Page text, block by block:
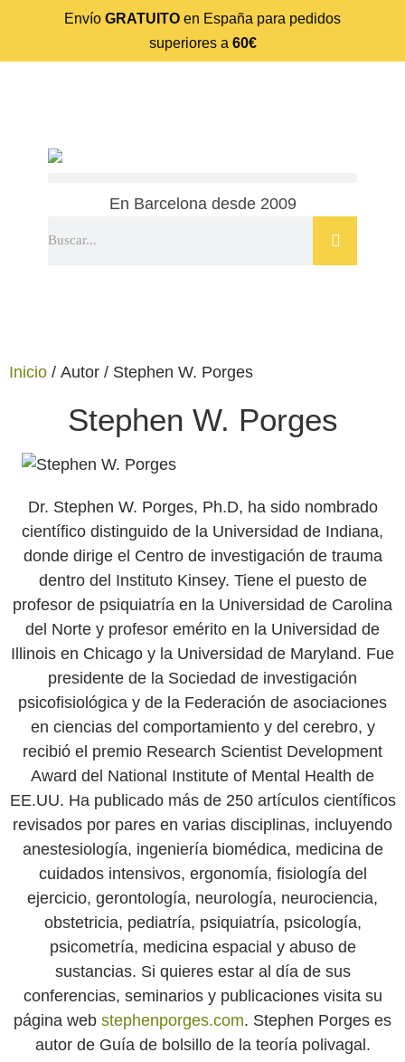
Envío GRATUITO en España para pedidos
superiores a 60€
En Barcelona desde 2009
Inicio / Autor / Stephen W. Porges
Stephen W. Porges
Dr. Stephen W. Porges, Ph.D, ha sido nombrado
científico distinguido de la Universidad de Indiana,
donde dirige el Centro de investigación de trauma
dentro del Instituto Kinsey. Tiene el puesto de
profesor de psiquiatría en la Universidad de Carolina
del Norte y profesor emérito en la Universidad de
Illinois en Chicago y la Universidad de Maryland. Fue
presidente de la Sociedad de investigación
psicofisiológica y de la Federación de asociaciones
en ciencias del comportamiento y del cerebro, y
recibió el premio Research Scientist Development
Award del National Institute of Mental Health de
EE.UU. Ha publicado más de 250 artículos científicos
revisados por pares en varias disciplinas, incluyendo
anestesiología, ingeniería biomédica, medicina de
cuidados intensivos, ergonomía, fisiología del
ejercicio, gerontología, neurología, neurociencia,
obstetricia, pediatría, psiquiatría, psicología,
psicometría, medicina espacial y abuso de
sustancias. Si quieres estar al día de sus
conferencias, seminarios y publicaciones visita su
página web stephenporges.com. Stephen Porges es
autor de Guía de bolsillo de la teoría polivagal.